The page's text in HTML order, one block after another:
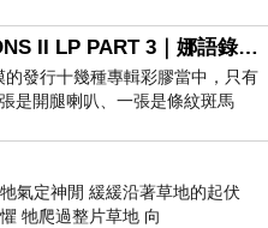
CONFESSIONS II LP PART 3｜娜語錄II LP PART 3
的發行十幾種專輯彩膠當中，只有
是開腿喇叭、一張是條紋斑馬
剩澳洲商店AU STORE
氣定神閒 緩緩沿著草地的起伏
牠爬過整片草地 向